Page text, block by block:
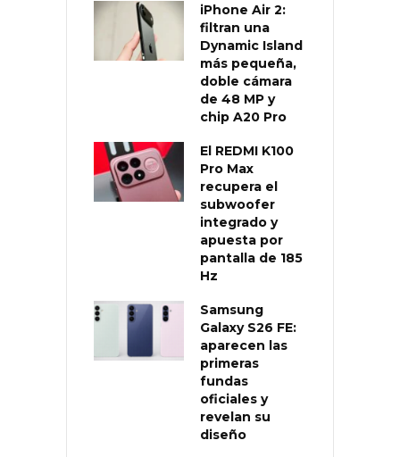
iPhone Air 2:
filtran una
Dynamic Island
más pequeña,
doble cámara
de 48 MP y
chip A20 Pro
El REDMI K100
Pro Max
recupera el
subwoofer
integrado y
apuesta por
pantalla de 185
Hz
Samsung
Galaxy S26 FE:
aparecen las
primeras
fundas
oficiales y
revelan su
diseño